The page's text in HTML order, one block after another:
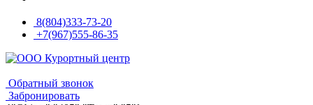
8(804)333-73-20
+7(967)555-86-35
Обратный звонок
Забронировать